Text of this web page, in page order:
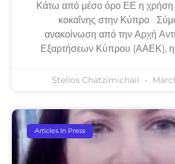
Κάτω από μέσο όρο ΕΕ η χρήση
κοκαΐνης στην Κύπρο
ανακοίνωση από την Αρχή
Εξαρτήσεων Κύπρου (ΑΑΕΚ), η
Stelios Chatzimichail
Articles In Press